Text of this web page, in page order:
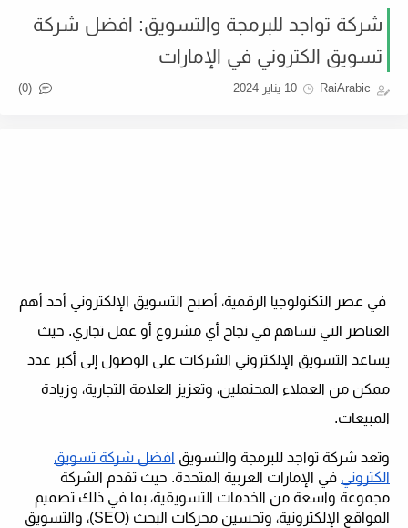
شركة تواجد للبرمجة والتسويق: افضل شركة
تسويق الكتروني في الإمارات
RaiArabic 10 يناير 2024 (0)
في عصر التكنولوجيا الرقمية، أصبح التسويق الإلكتروني أحد أهم
العناصر التي تساهم في نجاح أي مشروع أو عمل تجاري. حيث
يساعد التسويق الإلكتروني الشركات على الوصول إلى أكبر عدد
ممكن من العملاء المحتملين، وتعزيز العلامة التجارية، وزيادة
المبيعات.
وتعد شركة تواجد للبرمجة والتسويق افضل شركة تسويق
الكتروني في الإمارات العربية المتحدة. حيث تقدم الشركة
مجموعة واسعة من الخدمات التسويقية، بما في ذلك تصميم
المواقع الإلكترونية، وتحسين محركات البحث (SEO)، والتسويق